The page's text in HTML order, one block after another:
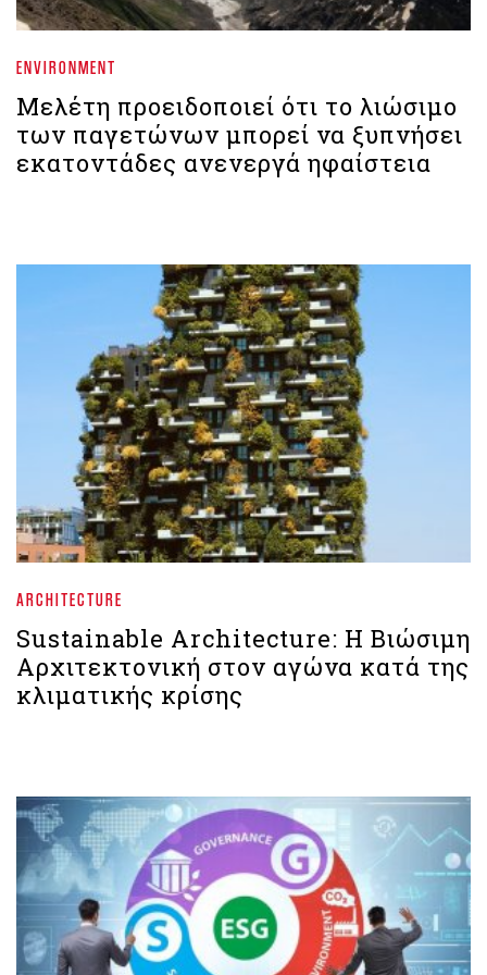
ENVIRONMENT
Μελέτη προειδοποιεί ότι το λιώσιμο
των παγετώνων μπορεί να ξυπνήσει
εκατοντάδες ανενεργά ηφαίστεια
ARCHITECTURE
Sustainable Architecture: Η Βιώσιμη
Αρχιτεκτονική στον αγώνα κατά της
κλιματικής κρίσης